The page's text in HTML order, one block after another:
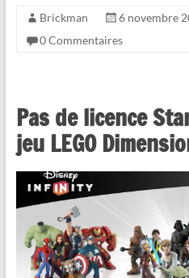
Brickman 6 novembre
0 Commentaires
Pas de licence
jeu LEGO